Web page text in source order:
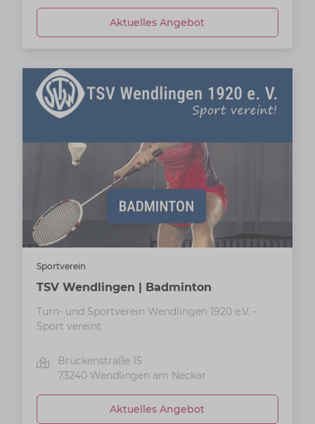
Aktuelles Angebot
Sportverein
TSV Wendlingen | Badminton
Turn- und Sportverein Wendlingen 1920 e.V. -
Sport vereint
Brückenstraße 15
73240 Wendlingen am Neckar
Aktuelles Angebot